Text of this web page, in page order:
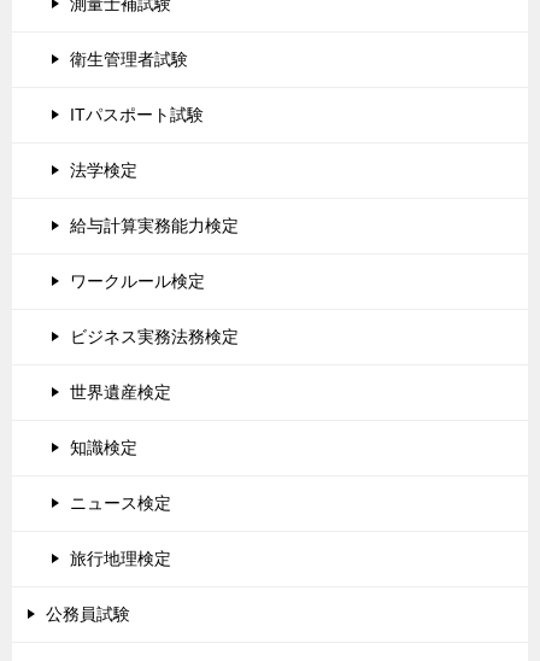
測量士補試験
衛生管理者試験
ITパスポート試験
法学検定
給与計算実務能力検定
ワークルール検定
ビジネス実務法務検定
世界遺産検定
知識検定
ニュース検定
旅行地理検定
公務員試験